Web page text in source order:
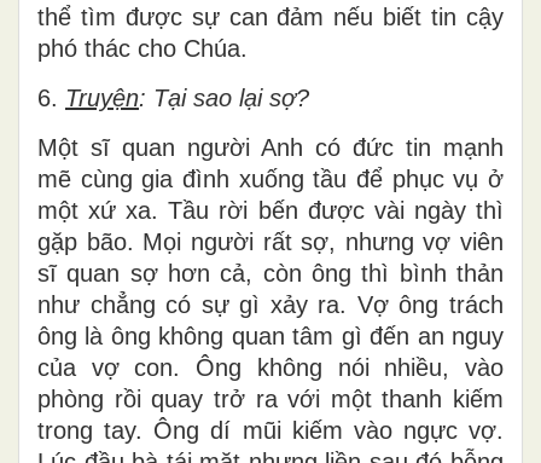
thể tìm được sự can đảm nếu biết tin cậy
phó thác cho Chúa.
6. Truyện: Tại sao lại sợ?
Một sĩ quan người Anh có đức tin mạnh
mẽ cùng gia đình xuống tầu để phục vụ ở
một xứ xa. Tầu rời bến được vài ngày thì
gặp bão. Mọi người rất sợ, nhưng vợ viên
sĩ quan sợ hơn cả, còn ông thì bình thản
như chẳng có sự gì xảy ra. Vợ ông trách
ông là ông không quan tâm gì đến an nguy
của vợ con. Ông không nói nhiều, vào
phòng rồi quay trở ra với một thanh kiếm
trong tay. Ông dí mũi kiếm vào ngực vợ.